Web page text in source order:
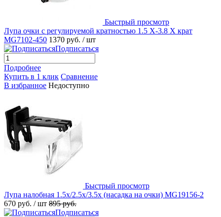
Быстрый просмотр
Лупа очки с регулируемой кратностью 1.5 X-3.8 X крат
MG7102-450 1370 руб. / шт
Подписаться
Подробнее
Купить в 1 клик Сравнение
В избранное Недоступно
Быстрый просмотр
Лупа налобная 1.5x/2.5x/3.5x (насадка на очки) MG19156-2
670 руб. / шт 895 руб.
Подписаться